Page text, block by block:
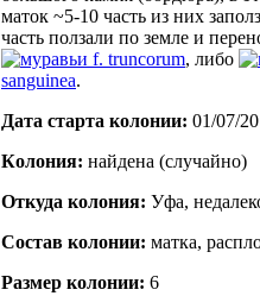
маток ~5-10 часть из них
часть ползали по земле и
f. truncorum, либо
sanguinea.
Дата старта кoлонии: 01/07/
Кoлония: найдена (случайно)
Откуда кoлония: Уфа,
Состав кoлонии: матка,
Размер кoлонии: 6